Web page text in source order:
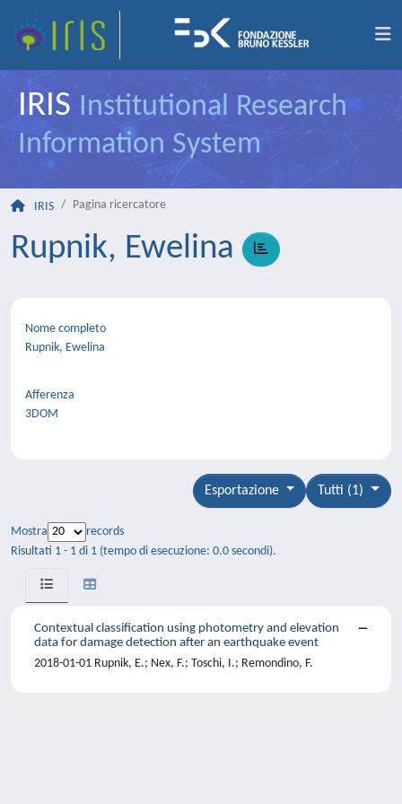
IRIS Institutional Research
Information System
IRIS Pagina ricercatore
Rupnik, Ewelina
Nome completo
Rupnik, Ewelina
Afferenza
3DOM
Tutti (1)
Esportazione
Mostra
records
Risultati 1 - 1 di 1 (tempo di esecuzione: 0.0 secondi).
Contextual classification using photometry and elevation
data for damage detection after an earthquake event
2018-01-01 Rupnik, E.; Nex, F.; Toschi, I.; Remondino, F.